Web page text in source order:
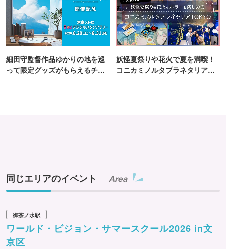
細田守監督作品ゆかりの地を巡
って限定グッズがもらえるチャ
妖怪夏祭りや花火で夏を満喫！
コニカミノルタプラネタリア
同じエリアのイベント Area
御茶ノ水駅
ワールド・ビジョン・サマースクール2026 in文
京区